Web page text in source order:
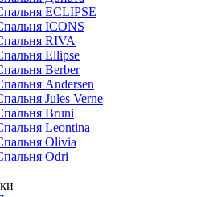
ECLIPSE
ICONS
RIVA
Ellipse
Berber
Andersen
Jules Verne
Bruni
Leontina
Olivia
Odri